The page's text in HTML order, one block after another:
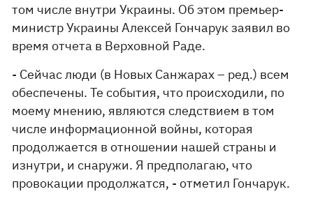
том числе внутри Украины. Об этом премьер-
министр Украины Алексей Гончарук заявил во
время отчета в Верховной Раде.
- Сейчас люди (в Новых Санжарах – ред.) всем
обеспечены. Те события, что происходили, по
моему мнению, являются следствием в том
числе информационной войны, которая
продолжается в отношении нашей страны и
изнутри, и снаружи. Я предполагаю, что
провокации продолжатся, - отметил Гончарук.